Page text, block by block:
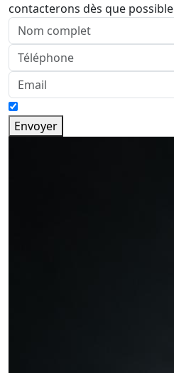
contacterons dès que possible
Envoyer